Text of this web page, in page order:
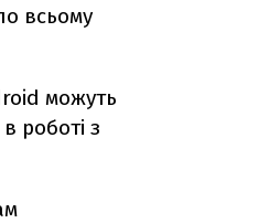
всьому
можуть
роботі з